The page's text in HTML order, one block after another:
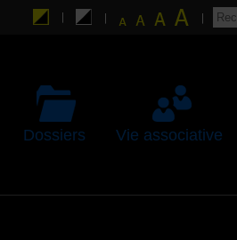
Dossiers Vie associative